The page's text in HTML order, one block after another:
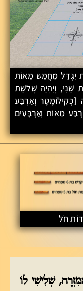
יִגְדַּל מֵחֲמֵשׁ מֵאוֹת
שֵׁנִי, וְיִהְיֶה שְׁלֹשֶׁת
וְאַרְבַּע
מֵאוֹת וְאַרְבָּעִים
חֹל
שְׁלִישִׁי לוֹ